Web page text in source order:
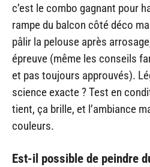
c’est le combo gagnant pour
rampe du balcon côté déco
pâlir la pelouse après
épreuve (même les conseils
et pas toujours approuvés).
science exacte ? Test en
tient, ça brille, et l’ambiance
couleurs.
Est-il possible de peindre